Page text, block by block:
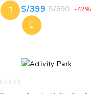
5
S/690
S/399 -42%